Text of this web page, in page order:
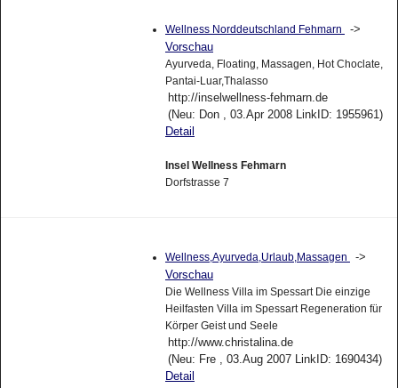
Wellness Norddeutschland Fehmarn
->
Vorschau
Ayurveda, Floating, Massagen, Hot Choclate,
Pantai-Luar,Thalasso
http://inselwellness-fehmarn.de
(Neu: Don , 03.Apr 2008 LinkID: 1955961)
Detail
Insel Wellness Fehmarn
Dorfstrasse 7
Wellness,Ayurveda,Urlaub,Massagen
->
Vorschau
Die Wellness Villa im Spessart Die einzige
Heilfasten Villa im Spessart Regeneration für
Körper Geist und Seele
http://www.christalina.de
(Neu: Fre , 03.Aug 2007 LinkID: 1690434)
Detail